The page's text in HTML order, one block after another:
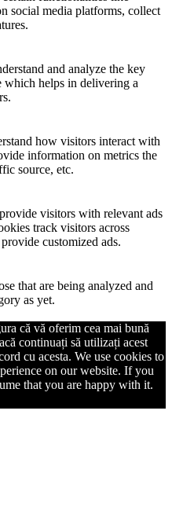
social media platforms, collect
and analyze the key
which helps in delivering a
how visitors interact with
information on metrics the
source, etc.
visitors with relevant ads
track visitors across
customized ads.
that are being analyzed and
as yet.
că vă oferim cea mai bună
continuați să utilizați acest
cu acesta. We use cookies to
on our website. If you
that you are happy with it.